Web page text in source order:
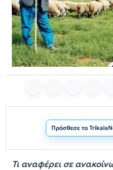
Πρόσθεσε το
Τι αναφέρει σε